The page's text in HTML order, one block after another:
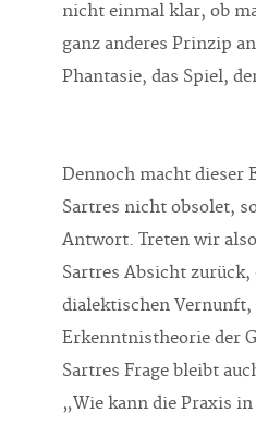
nicht einmal klar, ob
ganz anderes Prinzip
Phantasie, das Spiel,
Dennoch macht dieser
Sartres nicht obsolet,
Antwort. Treten wir
Sartres Absicht
dialektischen
Erkenntnistheorie der
Sartres Frage bleibt
„Wie kann die Praxis